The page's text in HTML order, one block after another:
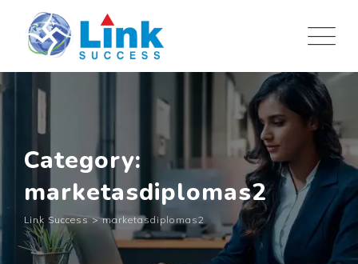
content
Category:
marketasdiplomas2
Link Success>marketasdiplomas2